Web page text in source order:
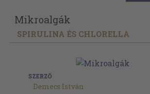
Mikroalgák
SPIRULINA ÉS CHLORELLA
SZERZŐ
Demecs István